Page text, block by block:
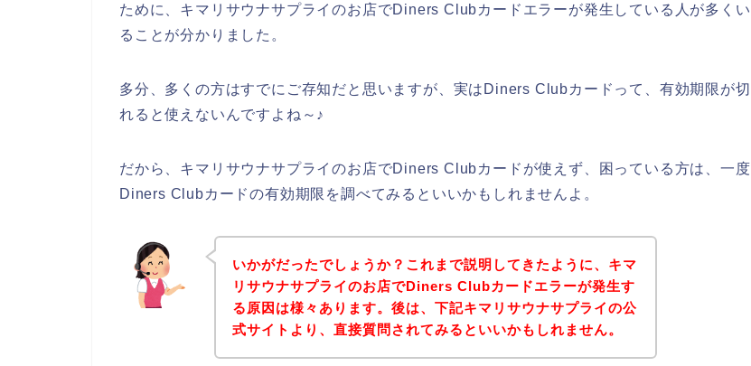
ために、キマリサウナサプライのお店でDiners Clubカードエラーが発生している人が多くい
ることが分かりました。
多分、多くの方はすでにご存知だと思いますが、実はDiners Clubカードって、有効期限が切
れると使えないんですよね～♪
だから、キマリサウナサプライのお店でDiners Clubカードが使えず、困っている方は、一度
Diners Clubカードの有効期限を調べてみるといいかもしれませんよ。
いかがだったでしょうか？これまで説明してきたように、キマ
リサウナサプライのお店でDiners Clubカードエラーが発生す
る原因は様々あります。後は、下記キマリサウナサプライの公
式サイトより、直接質問されてみるといいかもしれません。